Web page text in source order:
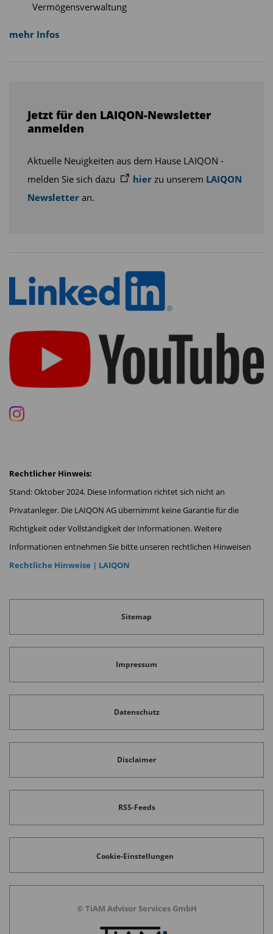
Vermögensverwaltung
mehr Infos
Jetzt für den LAIQON-Newsletter
anmelden
Aktuelle Neuigkeiten aus dem Hause LAIQON -
melden Sie sich dazu
hier zu unserem LAIQON
Newsletter an.
Rechtlicher Hinweis:
Stand: Oktober 2024. Diese Information richtet sich nicht an
Privatanleger. Die LAIQON AG übernimmt keine Garantie für die
Richtigkeit oder Vollständigkeit der Informationen. Weitere
Informationen entnehmen Sie bitte unseren rechtlichen Hinweisen
Rechtliche Hinweise | LAIQON
Sitemap
Impressum
Datenschutz
Disclaimer
RSS-Feeds
Cookie-Einstellungen
© TiAM Advisor Services GmbH